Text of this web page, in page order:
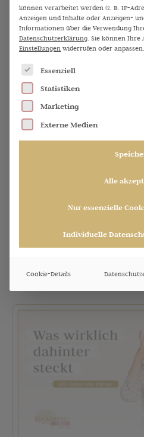
Weitere Folgen wie diese
Die größten
können verarbeitet werden (z. B. IP-
Anzeigen und Inhalte oder Anzeigen-
Informationen über die Verwendung
Datenschutzerklärung. Sie können Ihre
Einstellungen widerrufen oder anpassen.
Es folgt eine Liste der
Essenziell
Statistiken
Marketing
Externe Medien
Alle
Nur essenzielle
Individuelle
Cookie-Details